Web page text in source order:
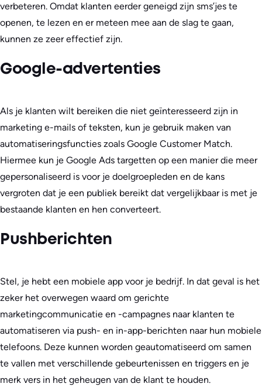
verbeteren. Omdat klanten eerder geneigd zijn sms’jes te
openen, te lezen en er meteen mee aan de slag te gaan,
kunnen ze zeer effectief zijn.
Google-advertenties
Als je klanten wilt bereiken die niet geïnteresseerd zijn in
marketing e-mails of teksten, kun je gebruik maken van
automatiseringsfuncties zoals Google Customer Match.
Hiermee kun je Google Ads targetten op een manier die meer
gepersonaliseerd is voor je doelgroepleden en de kans
vergroten dat je een publiek bereikt dat vergelijkbaar is met je
bestaande klanten en hen converteert.
Pushberichten
Stel, je hebt een mobiele app voor je bedrijf. In dat geval is het
zeker het overwegen waard om gerichte
marketingcommunicatie en -campagnes naar klanten te
automatiseren via push- en in-app-berichten naar hun mobiele
telefoons. Deze kunnen worden geautomatiseerd om samen
te vallen met verschillende gebeurtenissen en triggers en je
merk vers in het geheugen van de klant te houden.